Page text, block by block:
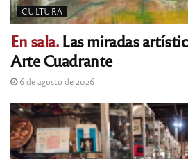
CULTURA
En sala.Las miradas
Arte Cuadrante
6 de agosto de 2026